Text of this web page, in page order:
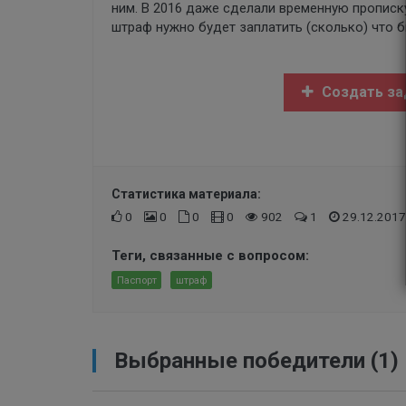
ним. В 2016 даже сделали временную
штраф нужно будет заплатить (сколько) что
Создать
Статистика материала:
0
0 0 0 902 1 29.12.2017
Теги, связанные с вопросом:
Паспорт штраф
Выбранные победители (1)